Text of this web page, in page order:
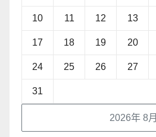
2026年 8月
10 11 12 13
17 18 19 20
24 25 26 27
31